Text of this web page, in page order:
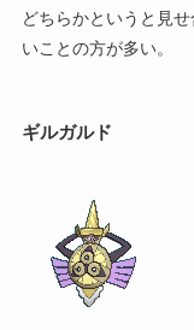
どちらかというと見
いことの方が多い。
ギルガルド